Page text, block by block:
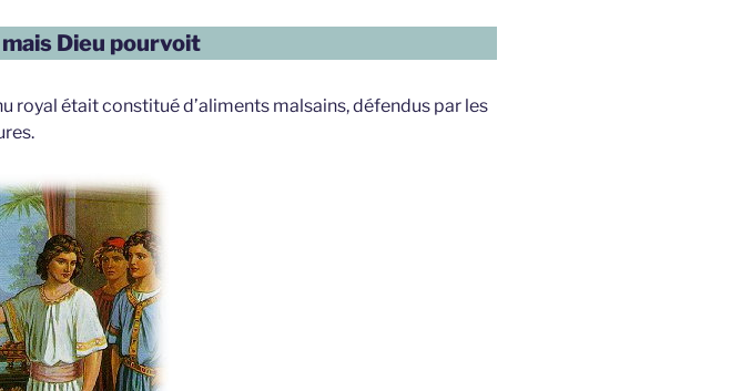
Dieu pourvoit
était constitué d’aliments malsains, défendus par les